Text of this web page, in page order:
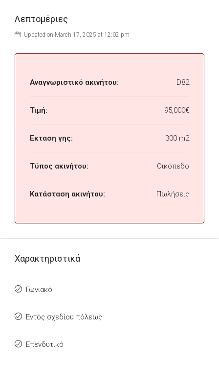
Λεπτομέριες
Updated on March 17, 2025 at 12:02 pm
Αναγνωριστικό ακινήτου: D82
Τιμή: 95,000€
Εκταση γης: 300 m2
Τύπος ακινήτου: Οικόπεδο
Κατάσταση ακινήτου: Πωλήσεις
Χαρακτηριστικά
Γωνιακό
Εντός σχεδίου πόλεως
Επενδυτικό